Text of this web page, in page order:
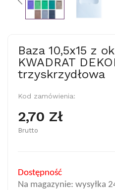
Baza 10,5x15 z
KWADRAT
trzyskrzydłowa
Kod zamówienia:
2,70 Zł
Brutto
Dostępność
Na magazynie: wysyłka